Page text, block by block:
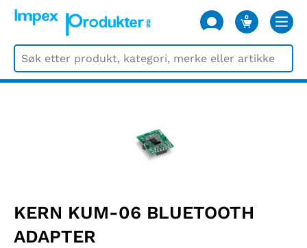
0
VARER
KERN KUM-06 BLUETOOTH
ADAPTER